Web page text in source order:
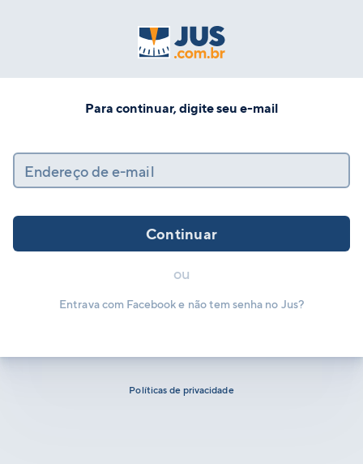
Para continuar, digite seu e-mail
Endereço de e-mail
Continuar
ou
Entrava com Facebook e não tem senha no Jus?
Políticas de privacidade